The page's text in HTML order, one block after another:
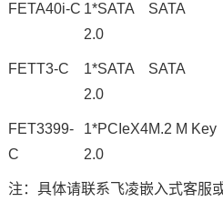
FETA40i-C 1*SATA
2.0
SATA
FETT3-C
1*SATA
2.0
SATA
FET3399-
C
1*PCIeX4
2.0
M.2 M Key
注：具体请联系飞凌嵌入式客服